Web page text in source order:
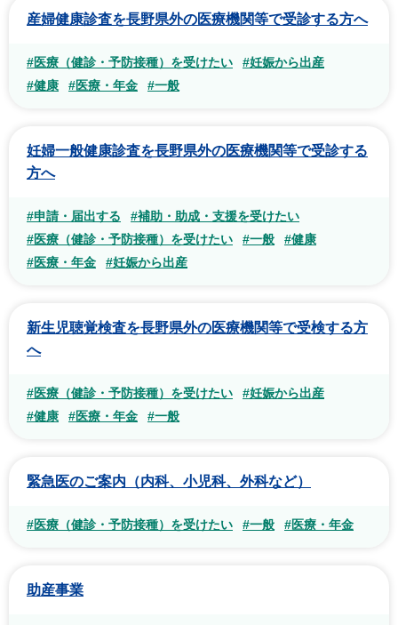
産婦健康診査を長野県外の医療機関等で受診する方へ
#医療（健診・予防接種）を受けたい
#妊娠から出産
#健康
#医療・年金 #一般
妊婦一般健康診査を長野県外の医療機関等で受診する
方へ
#申請・届出する
#補助・助成・支援を受けたい
#医療（健診・予防接種）を受けたい
#一般
#健康
#医療・年金
#妊娠から出産
新生児聴覚検査を長野県外の医療機関等で受検する方
へ
#医療（健診・予防接種）を受けたい
#妊娠から出産
#健康
#医療・年金 #一般
緊急医のご案内（内科、小児科、外科など）
#医療（健診・予防接種）を受けたい #一般 #医療・年金
助産事業